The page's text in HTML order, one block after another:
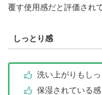
覆す使用感だと評価され
しっとり感
洗い上がりもしっ
保湿されている